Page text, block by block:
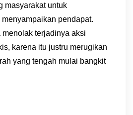
masyarakat untuk
pendapat.
menolak terjadinya aksi
karena itu justru merugikan
yang tengah mulai bangkit